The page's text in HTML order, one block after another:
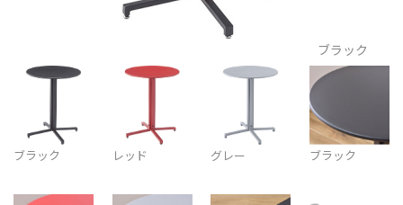
ブラック
ブラック レッド グレー ブラック